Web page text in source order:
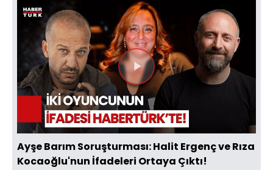
Videoyu
Oynat
Ayşe Barım Soruşturması: Halit Ergenç ve Rıza
Kocaoğlu'nun İfadeleri Ortaya Çıktı!